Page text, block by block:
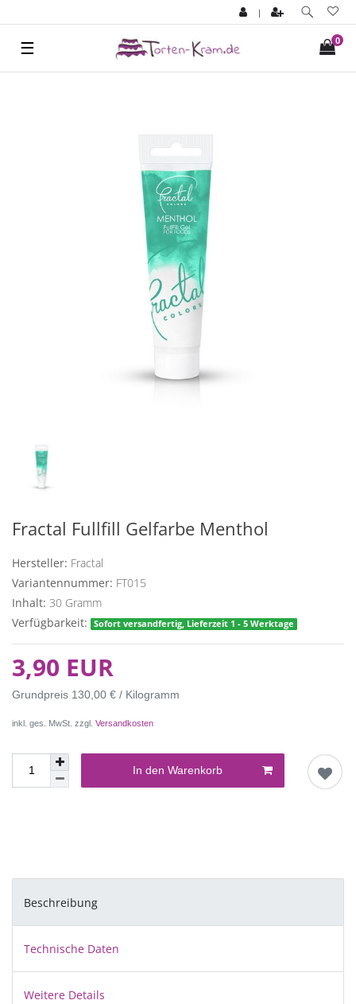
|
0
☰
Fractal Fullfill Gelfarbe Menthol
Hersteller: Fractal
Variantennummer: FT015
Inhalt: 30 Gramm
Verfügbarkeit:
Sofort versandfertig, Lieferzeit 1 - 5 Werktage
3,90 EUR
Grundpreis 130,00 € / Kilogramm
inkl. ges. MwSt. zzgl. Versandkosten
In den Warenkorb
Beschreibung
Technische Daten
Weitere Details